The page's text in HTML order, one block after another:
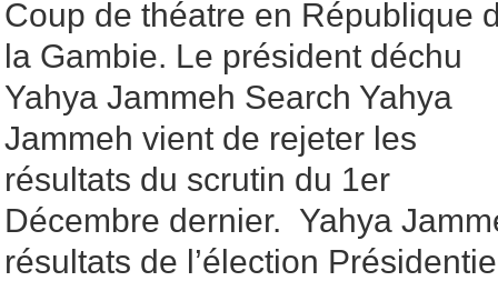
Coup de théatre en République
la Gambie. Le président déchu
Yahya Jammeh Search Yahya
Jammeh vient de rejeter les
résultats du scrutin du 1er
Décembre dernier. Yahya
résultats de l’élection